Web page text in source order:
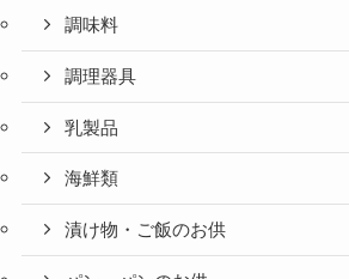
調味料
調理器具
乳製品
海鮮類
漬け物・ご飯のお供